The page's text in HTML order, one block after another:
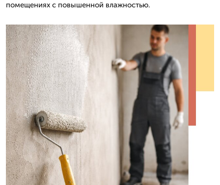
помещениях с повышенной влажностью.